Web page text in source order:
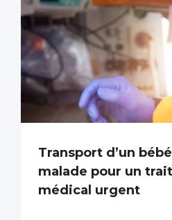
Transport d’un
malade pour un
médical urgent